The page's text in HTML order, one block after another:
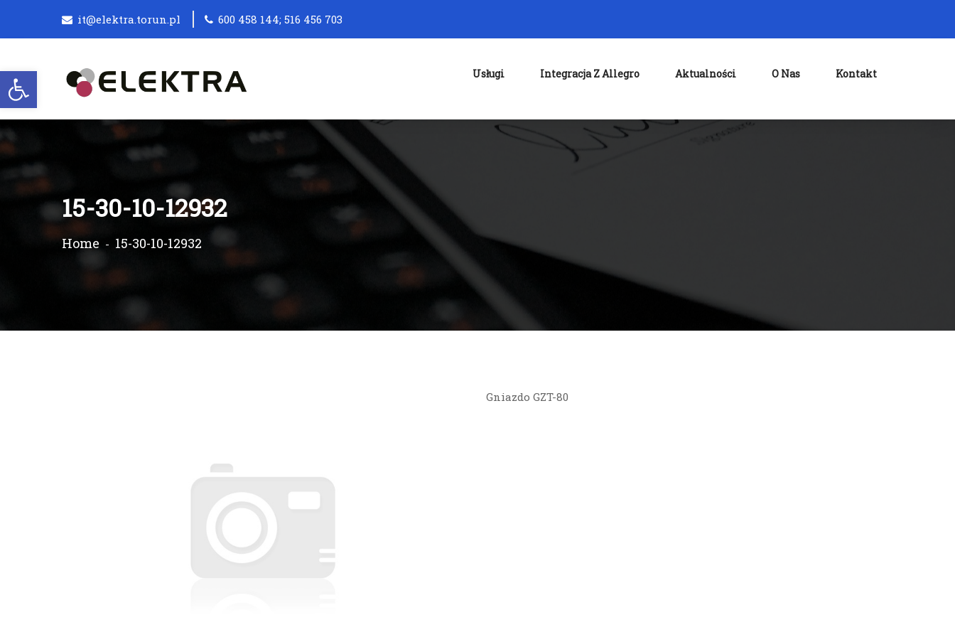
Otwórz pasek narzędzi
it@elektra.torun.pl 600 458 144; 516 456 703
Usługi Integracja Z Allegro Aktualności O Nas Kontakt
15-30-10-12932
Home 15-30-10-12932
Gniazdo GZT-80